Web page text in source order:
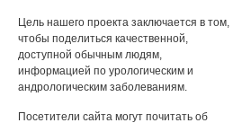
Цель нашего проекта заключается в том,
чтобы поделиться качественной,
доступной обычным людям,
информацией по урологическим и
андрологическим заболеваниям.
Посетители сайта могут почитать об